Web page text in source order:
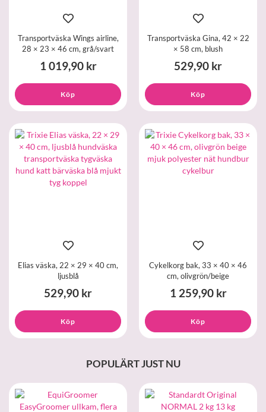
Transportväska Wings airline,
28 × 23 × 46 cm, grå/svart
1 019,90 kr
Köp
Transportväska Gina, 42 × 22
× 58 cm, blush
529,90 kr
Köp
Elias väska, 22 × 29 × 40 cm,
ljusblå
529,90 kr
Köp
Cykelkorg bak, 33 × 40 × 46
cm, olivgrön/beige
1 259,90 kr
Köp
POPULÄRT JUST NU